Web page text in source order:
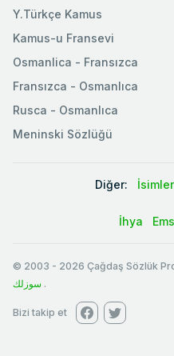
Y.Türkçe Kamus
Kamus-u Fransevi
Osmanlica - Fransızca
Fransızca - Osmanlıca
Rusca - Osmanlıca
Meninski Sözlüğü
Diğer: İsimler
İhya
© 2003 - 2026 Çağdaş Sözlük
سوزلك .
Bizi takip et